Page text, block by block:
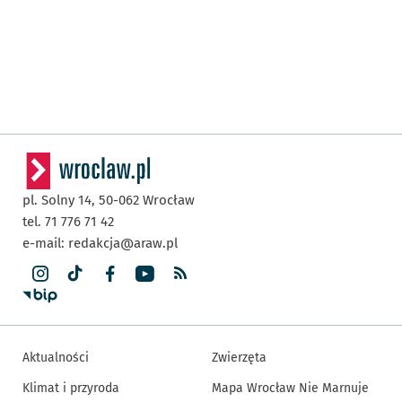
pl. Solny 14, 50-062 Wrocław
tel. 71 776 71 42
e-mail: redakcja@araw.pl
Aktualności
Klimat i przyroda
Zwierzęta
Mapa Wrocław Nie Marnuje